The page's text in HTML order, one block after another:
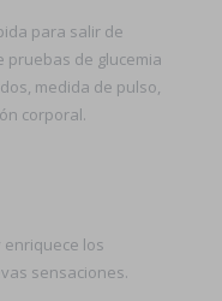
para salir de
pruebas de glucemia
medida de pulso,
corporal.
enriquece los
sensaciones.